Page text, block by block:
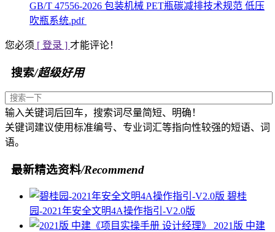
GB/T 47556-2026 包装机械 PET瓶碳减排技术规范 低压
吹瓶系统.pdf
您必须 [ 登录 ] 才能评论！
搜索/超级好用
输入关键词后回车，搜索词尽量简短、明确！
关键词建议使用标准编号、专业词汇等指向性较强的短语、词
语。
最新精选资料/Recommend
碧桂
园-2021年安全文明4A操作指引-V2.0版
2021版 中建